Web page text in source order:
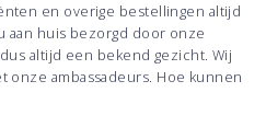
en overige bestellingen altijd
aan huis bezorgd door onze
altijd een bekend gezicht. Wij
onze ambassadeurs. Hoe kunnen